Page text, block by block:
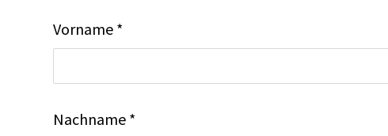
Vorname *
Nachname *